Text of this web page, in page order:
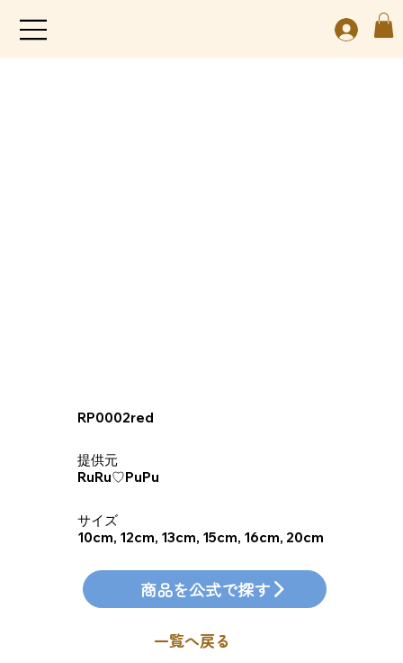
RP0002red
​提供元
RuRu♡PuPu
​サイズ
10cm, 12cm, 13cm, 15cm, 16cm, 20cm
商品を公式で探す
一覧へ戻る